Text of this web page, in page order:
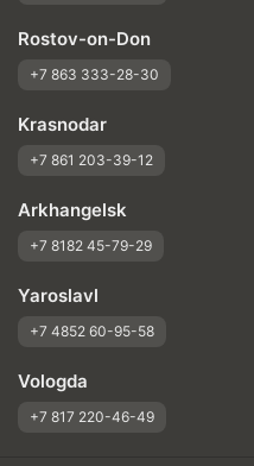
Rostov-on-Don
+7 863 333-28-30
Krasnodar
+7 861 203-39-12
Arkhangelsk
+7 8182 45-79-29
Yaroslavl
+7 4852 60-95-58
Vologda
+7 817 220-46-49